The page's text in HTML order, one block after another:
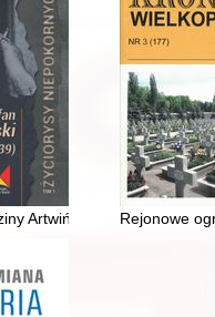
Artwińskich : Eugeniusz -
Rejonowe